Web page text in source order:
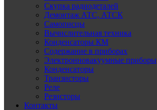
Скупка радиодеталей
Демонтаж АТС, АТСК
Самописцы
Вычислительная техника
Конденсаторы КМ
Содержание в приборах
Электронновакуумные приборы
Конденсаторы
Транзисторы
Реле
Резисторы
Контакты